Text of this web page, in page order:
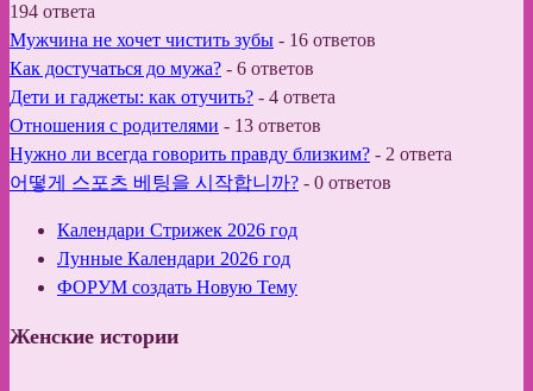
194 ответа
Мужчина не хочет чистить зубы - 16 ответов
Как достучаться до мужа? - 6 ответов
Дети и гаджеты: как отучить? - 4 ответа
Отношения с родителями - 13 ответов
Нужно ли всегда говорить правду близким? - 2 ответа
어떻게 스포츠 베팅을 시작합니까? - 0 ответов
Календари Стрижек 2026 год
Лунные Календари 2026 год
ФОРУМ создать Новую Тему
Женские истории